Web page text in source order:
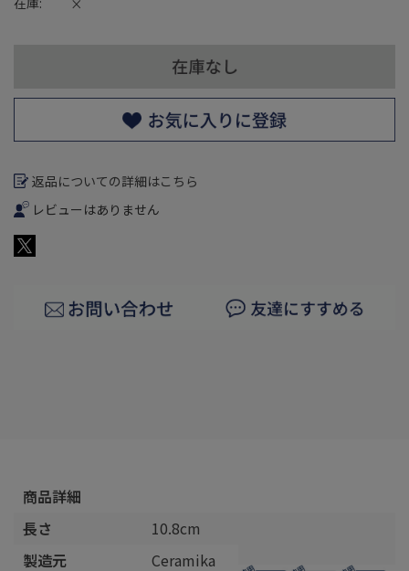
×
返品についての詳細はこちら
レビューはありません
商品詳細
長さ
10.8cm
製造元
Ceramika